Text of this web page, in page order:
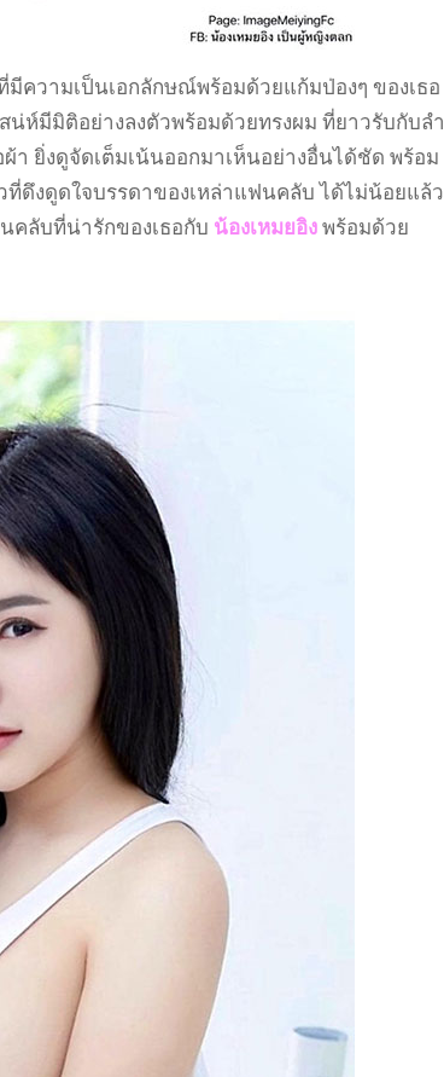
ความเป็นเอกลักษณ์พร้อมด้วยแก้มป่องๆ ของเธอ
น่ห์มีมิติอย่างลงตัวพร้อมด้วยทรงผม ที่ยาวรับกับลำ
ยิ่งดูจัดเต็มเน้นออกมาเห็นอย่างอื่นได้ชัด พร้อม
ดึงดูดใจบรรดาของเหล่าแฟนคลับ ได้ไม่น้อยแล้ว
คลับที่น่ารักของเธอกับ น้องเหมยอิง พร้อมด้วย